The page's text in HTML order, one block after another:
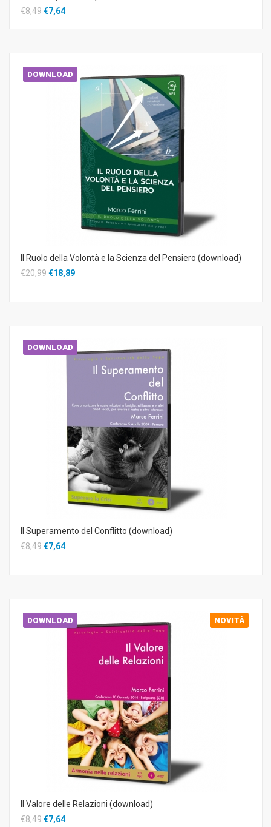
€8,49€7,64
DOWNLOAD
Il Ruolo della Volontà e la Scienza del Pensiero (download)
€20,99€18,89
DOWNLOAD
Il Superamento del Conflitto (download)
€8,49€7,64
DOWNLOAD NOVITÀ
Il Valore delle Relazioni (download)
€8,49€7,64